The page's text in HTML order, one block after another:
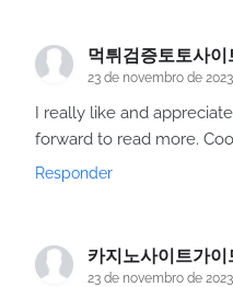
먹튀검증토토사이
23 de novembro de
I really like and
forward to read more.
Responder
카지노사이트가이
23 de novembro de